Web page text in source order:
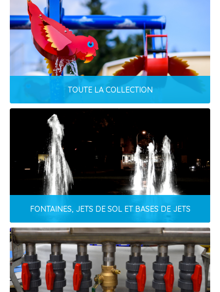
MODULES SUR MESURE
Cameleoh s'adapte à vos particularités!
EN SAVOIR PLUS
TOUTE LA COLLECTION
TOUTE LA COLLECTION
Modules standards pour toute la famille!
EN SAVOIR PLUS
FONTAINES, JETS DE SOL ET BASES DE JETS
FONTAINES, JETS DE SOL ET BASES DE JETS
Plus de 40 variétés!